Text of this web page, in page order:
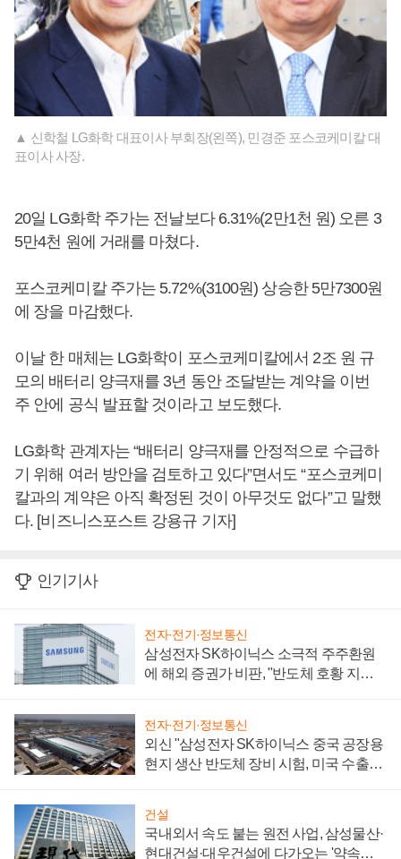
▲ 신학철 LG화학 대표이사 부회장(왼쪽), 민경준 포스코케미칼 대
표이사 사장.
20일 LG화학 주가는 전날보다 6.31%(2만1천 원) 오른 3
5만4천 원에 거래를 마쳤다.
포스코케미칼 주가는 5.72%(3100원) 상승한 5만7300원
에 장을 마감했다.
이날 한 매체는 LG화학이 포스코케미칼에서 2조 원 규
모의 배터리 양극재를 3년 동안 조달받는 계약을 이번
주 안에 공식 발표할 것이라고 보도했다.
LG화학 관계자는 “배터리 양극재를 안정적으로 수급하
기 위해 여러 방안을 검토하고 있다”면서도 “포스코케미
칼과의 계약은 아직 확정된 것이 아무것도 없다”고 말했
다. [비즈니스포스트 강용규 기자]
인기기사
전자·전기·정보통신
삼성전자 SK하이닉스 소극적 주주환원
에 해외 증권가 비판, "반도체 호황 지속
전자·전기·정보통신
외신 "삼성전자 SK하이닉스 중국 공장용
현지 생산 반도체 장비 시험, 미국 수출통
건설
국내외서 속도 붙는 원전 사업, 삼성물산·
현대건설·대우건설에 다가오는 '약속의